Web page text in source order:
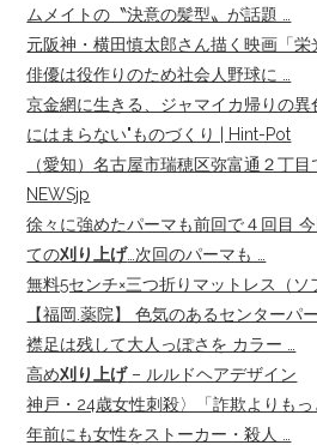
ムメイトの〝決意の髪型〟が話題 …
元阪神・横田慎太郎さん描く映画「
俳優は役作りのため社会人野球に …
京金網に生きる、ジャマイカ帰りの
にはまらない"ものづくり | Hint-Pot
（愛知）名古屋市瑞穂区弥富通２丁
NEWSjp
徐々に強めたパーマも前回で４回目
ての刈り上げ…次回のパーマも …
無料5センチ×三つ折りマットレス（
【福岡.薬院】 色気のあるセンターパ
襟足は残して大人っぽさを カラー …
高め刈り上げ– ルルドヘアデザイン
神戸・24歳女性刺殺〉「詐欺よりも
年前にも女性をストーカー・殺人 …